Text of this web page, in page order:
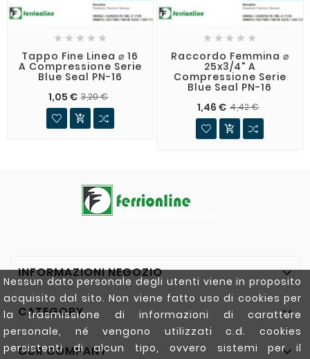
Nessun dato personale degli utenti viene in proposito
acquisito dal sito. Non viene fatto uso di cookies per
la trasmissione di informazioni di carattere
personale, né vengono utilizzati c.d. cookies
persistenti di alcun tipo, ovvero sistemi per il
    
Tappo Fine Linea ⌀ 16
A Compressione Serie
Blue Seal PN-16
1,05 € 3,20 €

    
Raccordo Femmina ⌀
25x3/4" A
Compressione Serie
Blue Seal PN-16
1,46 € 4,42 €

INFORMAZIONI NEGOZIO 
CATEGORY 
OUR COMPANY 